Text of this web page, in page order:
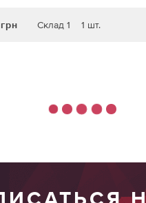
грн Склад 1 1 шт.